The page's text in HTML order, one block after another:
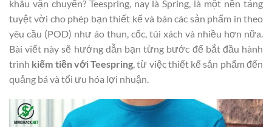
khâu vận chuyển? Teespring, nay là Spring, là một nền tảng
tuyệt vời cho phép bạn thiết kế và bán các sản phẩm in theo
yêu cầu (POD) như áo thun, cốc, túi xách và nhiều hơn nữa.
Bài viết này sẽ hướng dẫn bạn từng bước để bắt đầu hành
trình kiếm tiền với Teespring, từ việc thiết kế sản phẩm đến
quảng bá và tối ưu hóa lợi nhuận.